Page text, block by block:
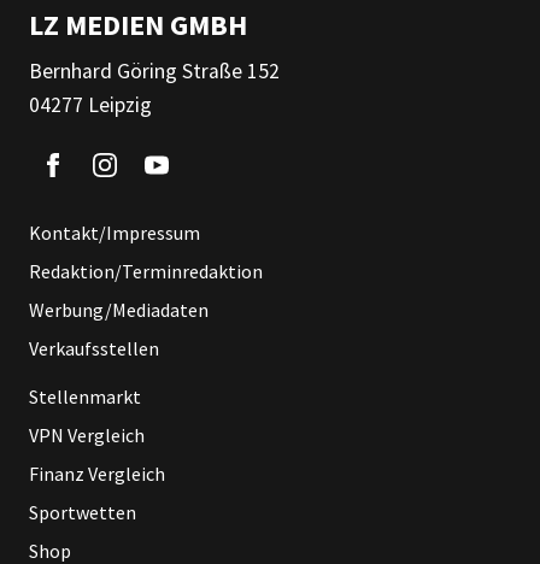
LZ MEDIEN GMBH
Bernhard Göring Straße 152
04277 Leipzig
Kontakt/Impressum
Redaktion/Terminredaktion
Werbung/Mediadaten
Verkaufsstellen
Stellenmarkt
VPN Vergleich
Finanz Vergleich
Sportwetten
Shop